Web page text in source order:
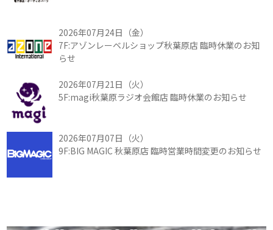
2026年07月24日（金）
7F:アゾンレーベルショップ秋葉原店 臨時休業のお知
らせ
2026年07月21日（火）
5F:magi秋葉原ラジオ会館店 臨時休業のお知らせ
2026年07月07日（火）
9F:BIG MAGIC 秋葉原店 臨時営業時間変更のお知らせ